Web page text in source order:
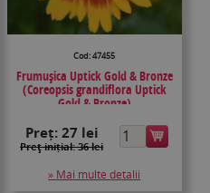
Cod: 47455
Frumușica Uptick Gold & Bronze
(Coreopsis grandiflora Uptick
Gold & Bronze)
Preț: 27 lei
Preţ inițial: 36 lei
» Mai multe detalii